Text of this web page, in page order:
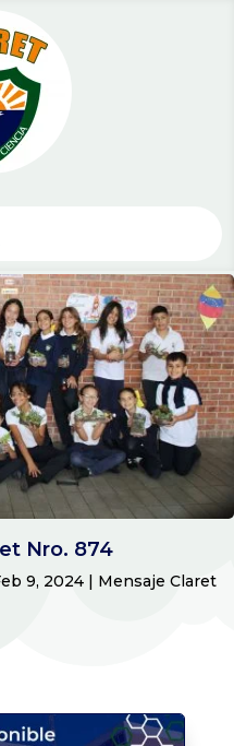
Nro. 874
9, 2024 | Mensaje Claret